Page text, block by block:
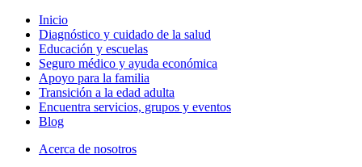
Inicio
Diagnóstico y cuidado de la salud
Educación y escuelas
Seguro médico y ayuda económica
Apoyo para la familia
Transición a la edad adulta
Encuentra servicios, grupos y eventos
Blog
Acerca de nosotros